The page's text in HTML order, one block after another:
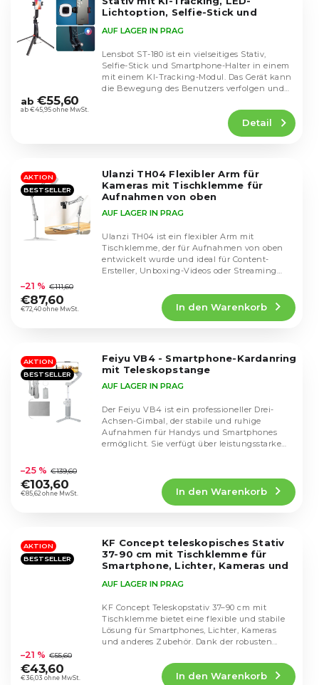
o
e
Lichtoption, Selfie-Stick und
durchschnittliche
Produktbewertung
Sternen.
AUF LAGER IN PRAG
ab €45,95 ohne MwSt.
ab €55,60
Detail
Lensbot ST-180 ist ein vielseitiges Stativ,
Selfie-Stick und Smartphone-Halter in einem
mit einem KI-Tracking-Modul. Das Gerät kann
die Bewegung des Benutzers verfolgen und
AKTION
BESTSELLER
Ulanzi TH04 Flexibler Arm für
Kameras mit Tischklemme für
Aufnahmen von oben
durchschnittliche
Produktbewertung
ist
Sternen.
AUF LAGER IN PRAG
€72,40 ohne MwSt.
–21 % €111,60
€87,60
In den Warenkorb
Ulanzi TH04 ist ein flexibler Arm mit
Tischklemme, der für Aufnahmen von oben
entwickelt wurde und ideal für Content-
Ersteller, Unboxing-Videos oder Streaming
AKTION
BESTSELLER
Feiyu VB4 - Smartphone-Kardanring
mit Teleskopstange
durchschnittliche
Produktbewertung
ist
Sternen.
AUF LAGER IN PRAG
€85,62 ohne MwSt.
–25 % €139,60
€103,60
In den Warenkorb
Der Feiyu VB4 ist ein professioneller Drei-
Achsen-Gimbal, der stabile und ruhige
Aufnahmen für Handys und Smartphones
ermöglicht. Sie verfügt über leistungsstarke
AKTION
BESTSELLER
KF Concept teleskopisches Stativ
37-90 cm mit Tischklemme für
Smartphone, Lichter, Kameras und
durchschnittliche
Produktbewertung
ist
AUF LAGER IN PRAG
€36,03 ohne MwSt.
–21 % €55,60
€43,60
In den Warenkorb
KF Concept Teleskopstativ 37–90 cm mit
Tischklemme bietet eine flexible und stabile
Lösung für Smartphones, Lichter, Kameras
und anderes Zubehör. Dank der robusten...